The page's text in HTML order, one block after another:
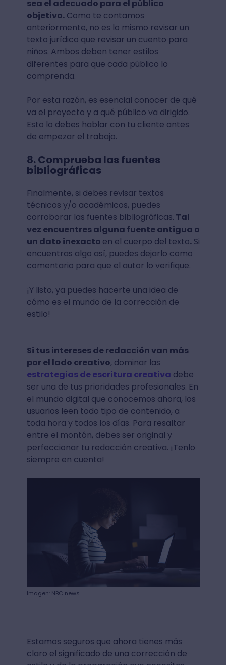
sea el adecuado para el público
objetivo.Como te contamos
anteriormente, no es lo mismo revisar un
texto jurídico que revisar un cuento para
niños. Ambos deben tener estilos
diferentes para que cada público lo
comprenda.
Por esta razón, es esencial conocer de qué
va el proyecto y a qué público va dirigido.
Esto lo debes hablar con tu cliente antes
de empezar el trabajo.
8. Comprueba las fuentes
bibliográficas
Finalmente, si debes revisar textos
técnicos y/o académicos, puedes
corroborar las fuentes bibliográficas. Tal
vez encuentres alguna fuente antigua o
un dato inexacto en el cuerpo del texto.Si
encuentras algo así, puedes dejarlo como
comentario para que el autor lo verifique.
¡Y listo, ya puedes hacerte una idea de
cómo es el mundo de la corrección de
estilo!
Si tus intereses de redacción van más
por el lado creativo, dominar las
estrategias de escritura creativa debe
ser una de tus prioridades profesionales. En
el mundo digital que conocemos ahora, los
usuarios leen todo tipo de contenido, a
toda hora y todos los días. Para resaltar
entre el montón, debes ser original y
perfeccionar tu redacción creativa. ¡Tenlo
siempre en cuenta!
Imagen: NBC news
Estamos seguros que ahora tienes más
claro el significado de una corrección de